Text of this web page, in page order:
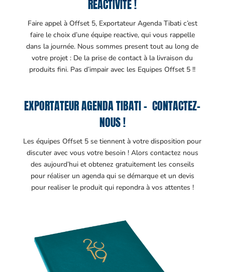
RÉACTIVITÉ !
Faire appel à Offset 5, Exportateur Agenda Tibati c’est
faire le choix d’une équipe reactive, qui vous rappelle
dans la journée. Nous sommes present tout au long de
votre projet : De la prise de contact à la livraison du
produits fini. Pas d’impair avec les Equipes Offset 5 !!
EXPORTATEUR AGENDA TIBATI – CONTACTEZ-
NOUS !
Les équipes Offset 5 se tiennent à votre disposition pour
discuter avec vous votre besoin ! Alors contactez nous
des aujourd’hui et obtenez gratuitement les conseils
pour réaliser un agenda qui se démarque et un devis
pour realiser le produit qui repondra à vos attentes !